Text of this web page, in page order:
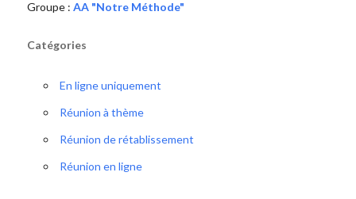
Groupe : AA "Notre Méthode"
Catégories
En ligne uniquement
Réunion à thème
Réunion de rétablissement
Réunion en ligne